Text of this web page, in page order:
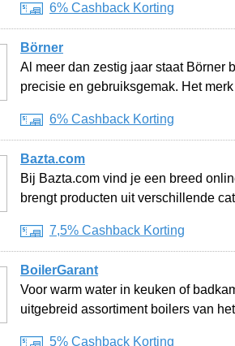
6% Cashback Korting
Börner
Al meer dan zestig jaar staat Börner
precisie en gebruiksgemak. Het
6% Cashback Korting
Bazta.com
Bij Bazta.com vind je een breed
brengt producten uit verschillende
7,5% Cashback Korting
BoilerGarant
Voor warm water in keuken of
uitgebreid assortiment boilers van
5% Cashback Korting